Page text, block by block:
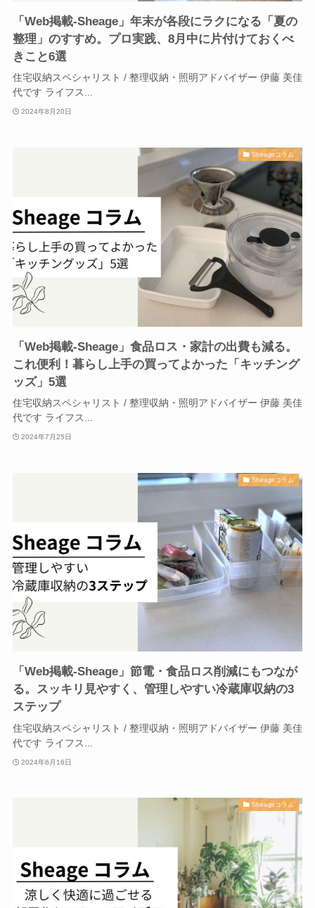
「Web掲載-Sheage」年末が各段にラクになる「夏の
整理」のすすめ。プロ実践、8月中に片付けておくべ
きこと6選
住宅収納スペシャリスト / 整理収納・照明アドバイザー 伊藤 美佳
代です ライフス...
2024年8月20日
Sheageコラム
「Web掲載-Sheage」食品ロス・家計の出費も減る。
これ便利！暮らし上手の買ってよかった「キッチング
ッズ」5選
住宅収納スペシャリスト / 整理収納・照明アドバイザー 伊藤 美佳
代です ライフス...
2024年7月25日
Sheageコラム
「Web掲載-Sheage」節電・食品ロス削減にもつなが
る。スッキリ見やすく、管理しやすい冷蔵庫収納の3
ステップ
住宅収納スペシャリスト / 整理収納・照明アドバイザー 伊藤 美佳
代です ライフス...
2024年6月16日
Sheageコラム